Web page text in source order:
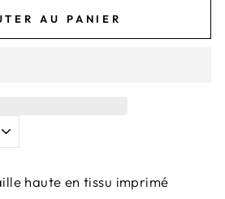
AU PANIER
haute en tissu imprimé